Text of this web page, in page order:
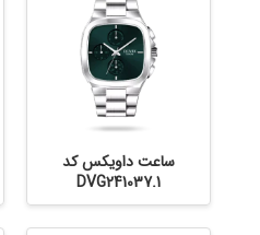
ساعت داویکس کد
DVG241037.1